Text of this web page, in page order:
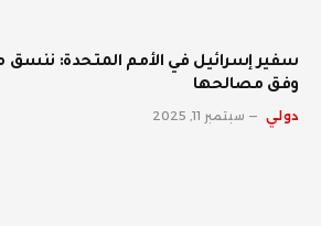
سفير إسرائيل في الأمم المتحدة: ننسق
وفق مصالحها
دولي سبتمبر 11, 2025